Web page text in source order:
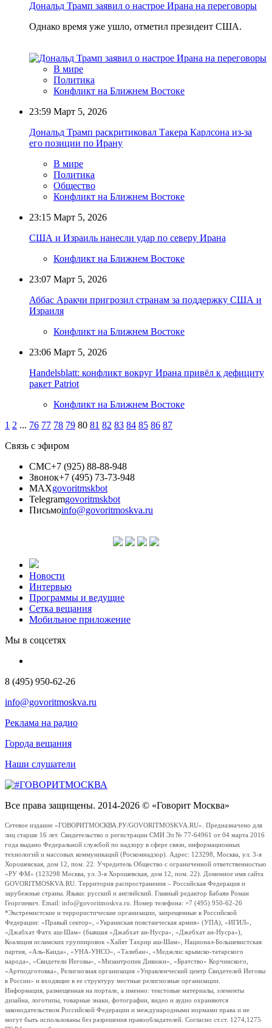
Дональд Трамп заявил о настрое Ирана на переговоры
Однако время уже ушло, отметил президент США.
В мире
Политика
Конфликт на Ближнем Востоке
23:59 Март 5, 2026
Дональд Трамп раскритиковал Такера Карлсона из-за
его позиции по Ирану
В мире
Политика
Общество
Конфликт на Ближнем Востоке
23:15 Март 5, 2026
США и Израиль нанесли удар по северу Ирана
Конфликт на Ближнем Востоке
23:07 Март 5, 2026
Аббас Аракчи пригрозил странам за поддержку США и
Израиля
Конфликт на Ближнем Востоке
23:06 Март 5, 2026
Handelsblatt: конфликт вокруг Ирана привёл к дефициту
ракет Patriot
Конфликт на Ближнем Востоке
1 2 ... 76 77 78 79 80 81 82 83 84 85 86 87
Связь с эфиром
СМС+7 (925) 88-88-948
Звонок+7 (495) 73-73-948
MAXgovoritmskbot
Telegramgovoritmskbot
Письмоinfo@govoritmoskva.ru
Новости
Интервью
Программы и ведущие
Сетка вещания
Мобильное приложение
Мы в соцсетях
8 (495) 950-62-26
info@govoritmoskva.ru
Реклама на радио
Города вещания
Наши слушатели
Все права защищены. 2014-2026 © «Говорит Москва»
Сетевое издание «ГОВОРИТМОСКВА.РУ/GOVORITMOSKVA.RU». Предназначено для
лиц старше 16 лет. Свидетельство о регистрации СМИ Эл № 77-64961 от 04 марта 2016
года выдано Федеральной службой по надзору в сфере связи, информационных
технологий и массовых коммуникаций (Роскомнадзор). Адрес: 123298, Москва, ул. 3-я
Хорошевская, дом 12, пом. 22. Учредитель Общество с ограниченной ответственностью
«РУ ФМ» (123298 Москва, ул. 3-я Хорошевская, дом 12, пом. 22). Доменное имя сайта
GOVORITMOSKVA.RU. Территория распространения – Российская Федерация и
зарубежные страны. Языки: русский и английский. Главный редактор Бабаян Роман
Георгиевич. Email: info@govoritmoskva.ru. Номер телефона: +7 (495) 950-62-26
*Экстремистские и террористические организации, запрещенные в Российской
Федерации: «Правый сектор», «Украинская повстанческая армия» (УПА), «ИГИЛ»,
«Джабхат Фатх аш-Шам» (бывшая «Джабхат ан-Нусра», «Джебхат ан-Нусра»),
Коалиция исламских группировок «Хайят Тахрир аш-Шам», Национал-Большевистская
партия, «Аль-Каида», «УНА-УНСО», «Талибан», «Меджлис крымско-татарского
народа», «Свидетели Иеговы», «Мизантропик Дивижн», «Братство» Корчинского,
«Артподготовка», Религиозная организация «Управленческий центр Свидетелей Иеговы
в России» и входящие в ее структуру местные религиозные организации.
Информация, размещенная на портале, а именно: текстовые материалы, элементы
дизайна, логотипы, товарные знаки, фотографии, видео и аудио охраняются
законодательством Российской Федерации и международными нормами права и не
могут быть использованы без разрешения правообладателей. Согласно ст.ст. 1274,1275